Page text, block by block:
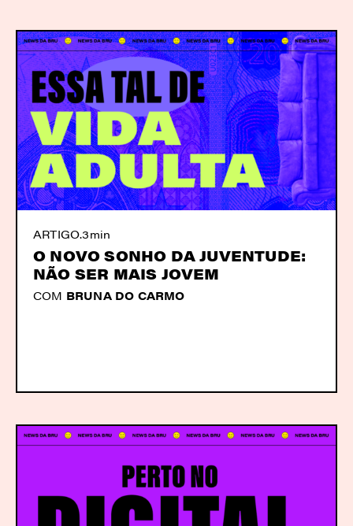
ARTIGO.3min
O NOVO SONHO DA JUVENTUDE:
NÃO SER MAIS JOVEM
COM BRUNA DO CARMO